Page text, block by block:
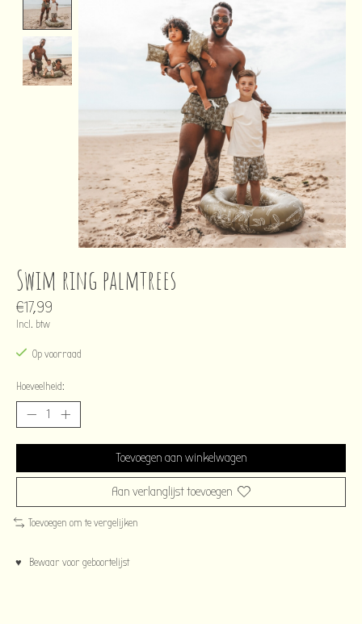
Swim ring palmtrees
€17,99
Incl. btw
Op voorraad
Hoeveelheid:
Toevoegen aan winkelwagen
Aan verlanglijst toevoegen
Toevoegen om te vergelijken
♥ Bewaar voor geboortelijst